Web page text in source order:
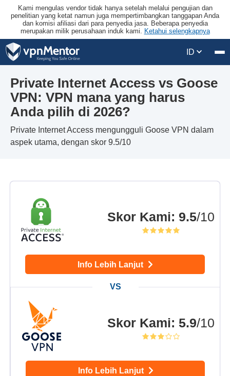
Kami mengulas vendor tidak hanya setelah melalui pengujian dan
penelitian yang ketat namun juga mempertimbangkan tanggapan Anda
dan komisi afiliasi dari para penyedia jasa. Beberapa penyedia
merupakan milik perusahaan induk kami. Ketahui selengkapnya
ID
Private Internet Access vs Goose
VPN: VPN mana yang harus
Anda pilih di 2026?
Private Internet Access mengungguli Goose VPN dalam
aspek utama, dengan skor 9.5/10
Skor Kami: 9.5/10
Info Lebih Lanjut
Skor Kami: 5.9/10
Info Lebih Lanjut